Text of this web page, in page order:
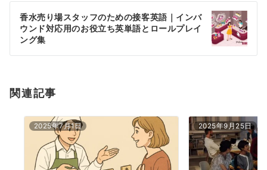
ン
香水売り場スタッフのための接客英語｜インバ
ウンド対応用のお役立ち英単語とロールプレイ
ング集
関連記事
2025年7月1日 2025年9月25日